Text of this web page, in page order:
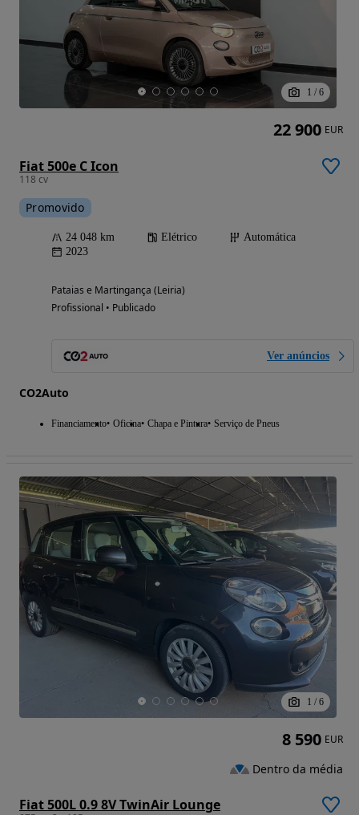
1 / 6
Fiat 500e C Icon
118 cv
Promovido
24 048 km Elétrico
Automática
2023
Pataias e Martingança (Leiria)
Profissional • Publicado
Ver anúncios
CO2Auto
Financiamento Oficina Chapa e Pintura Serviço de Pneus
22 900 EUR
1 / 6
Fiat 500L 0.9 8V TwinAir Lounge
8 590 EUR
Dentro da média